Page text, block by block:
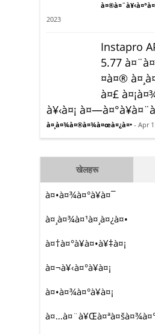
2023
Instapro
5.77
¤à¤®
à¤£
à¥‹à¤¡
à¤¸à¤¾à¤®à¤¾à¤œà¤¿à¤• - Apr
खेलहरू
à¤•à¤¾à¤°à¥à¤¯
à¤¸à¤¾à¤¹à¤¸à¤¿à¤•
à¤†à¤°à¥à¤•à¥‡à¤¡
à¤¬à¥‹à¤°à¥à¤¡
à¤•à¤¾à¤°à¥à¤¡